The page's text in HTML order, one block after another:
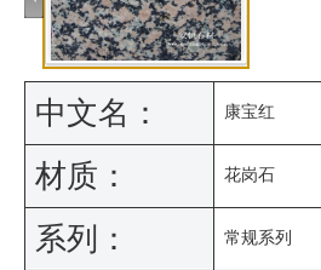
中文名： 康宝红
材质： 花岗石
系列： 常规系列